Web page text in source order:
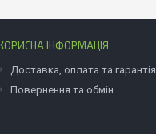
ІНФОРМАЦІЯ
Доставка, оплата та гарантія
Повернення та обмін